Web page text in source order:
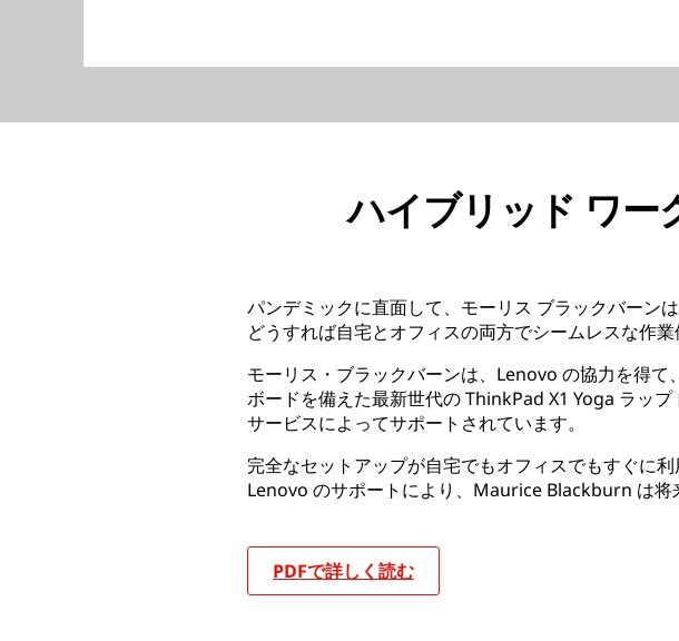
ハイブリッド ワー
パンデミックに直面して、モーリス ブラックバーン
どうすれば自宅とオフィスの両方でシームレスな作
モーリス・ブラックバーンは、Lenovo の協力を得
ボードを備えた最新世代の ThinkPad X1 Yoga ラッ
サービスによってサポートされています。
完全なセットアップが自宅でもオフィスでもすぐに
Lenovo のサポートにより、Maurice Blackburn は将
PDFで詳しく読む